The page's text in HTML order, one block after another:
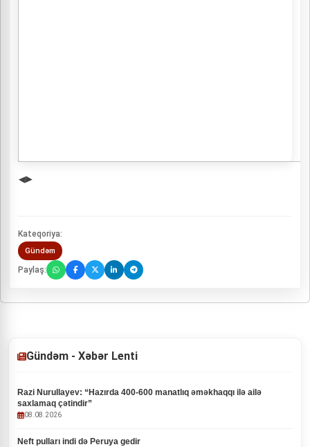
◀▶
Kateqoriya:
Gündəm
Paylaş:
Gündəm - Xəbər Lenti
Razi Nurullayev: “Hazırda 400-600 manatlıq əməkhaqqı ilə ailə
saxlamaq çətindir”
08.08.2026
Neft pulları indi də Peruya gedir